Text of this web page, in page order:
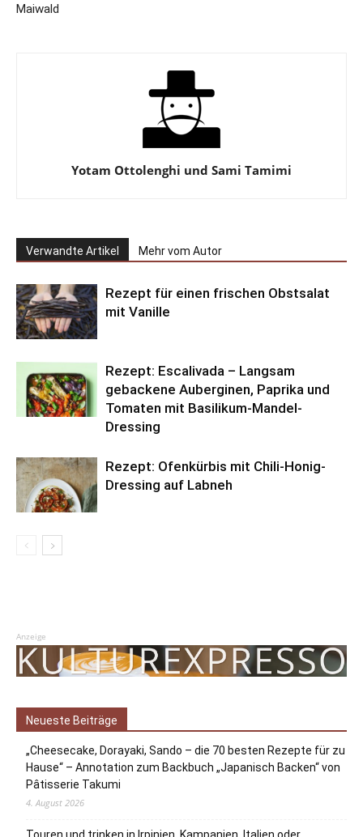
Maiwald
Yotam Ottolenghi und Sami Tamimi
Verwandte Artikel Mehr vom Autor
Rezept für einen frischen Obstsalat
mit Vanille
Rezept: Escalivada – Langsam
gebackene Auberginen, Paprika und
Tomaten mit Basilikum-Mandel-
Dressing
Rezept: Ofenkürbis mit Chili-Honig-
Dressing auf Labneh
Anzeige
Neueste Beiträge
„Cheesecake, Dorayaki, Sando – die 70 besten Rezepte für zu
Hause“ – Annotation zum Backbuch „Japanisch Backen“ von
Pâtisserie Takumi
4. August 2026
Touren und trinken in Irpinien, Kampanien, Italien oder